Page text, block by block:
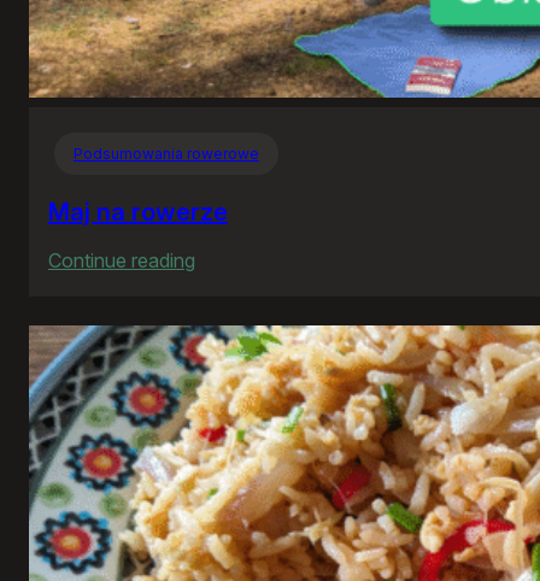
Podsumowania rowerowe
Maj na rowerze
Continue reading
na
rowerze